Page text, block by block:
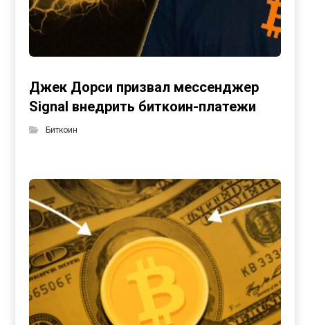
Джек Дорси призвал мессенджер
Signal внедрить биткоин-платежи
Биткоин